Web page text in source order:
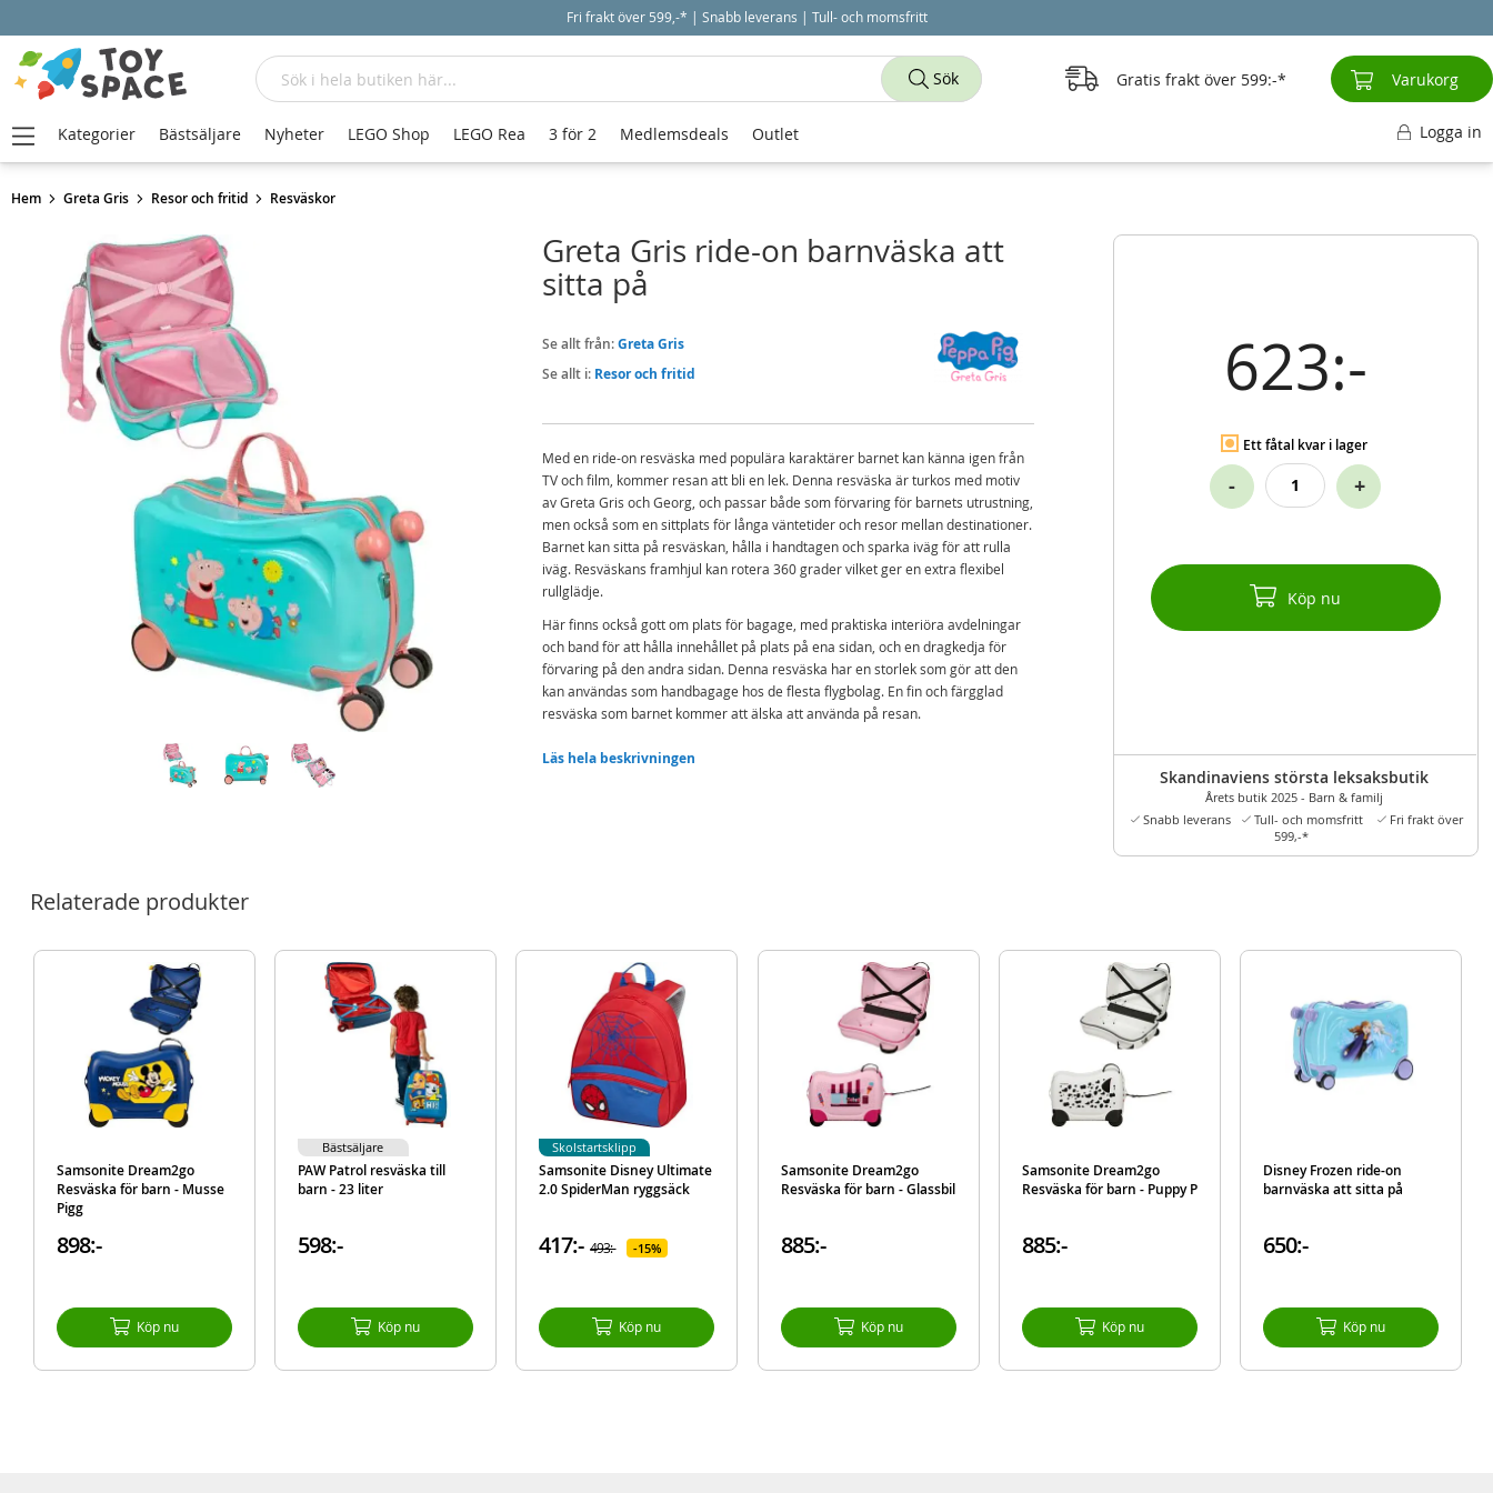
Fri frakt över 599,-* | Snabb leverans | Tull- och momsfritt
Hem Greta Gris Resor och fritid Resväskor
623:-
Ett fåtal kvar i lager
- +
Köp nu
Skandinaviens största leksaksbutik
Årets butik 2025 - Barn & familj
Snabb leverans
Tull- och momsfritt
Fri frakt över
599,-*
Greta Gris ride-on barnväska att
sitta på
Se allt från:Greta Gris
Se allt i: Resor och fritid
Med en ride-on resväska med populära karaktärer barnet kan känna igen från
TV och film, kommer resan att bli en lek. Denna resväska är turkos med motiv
av Greta Gris och Georg, och passar både som förvaring för barnets utrustning,
men också som en sittplats för långa väntetider och resor mellan destinationer.
Barnet kan sitta på resväskan, hålla i handtagen och sparka iväg för att rulla
iväg. Resväskans framhjul kan rotera 360 grader vilket ger en extra flexibel
rullglädje.
Här finns också gott om plats för bagage, med praktiska interiöra avdelningar
och band för att hålla innehållet på plats på ena sidan, och en dragkedja för
förvaring på den andra sidan. Denna resväska har en storlek som gör att den
kan användas som handbagage hos de flesta flygbolag. En fin och färgglad
resväska som barnet kommer att älska att använda på resan.
Modell PIPA7659
4043946310020
Varumärke Greta Gris
Läs hela beskrivningen
Relaterade produkter
Samsonite Dream2go
Resväska för barn - Musse
Pigg
898:-
Köp nu
PAW Patrol resväska till
barn - 23 liter
598:-
Köp nu
Bästsäljare
Samsonite Disney Ultimate
2.0 SpiderMan ryggsäck
417:- 493:- 15%
Köp nu
Skolstartsklipp
Samsonite Dream2go
Resväska för barn - Glassbil
885:-
Köp nu
Samsonite Dream2go
Resväska för barn - Puppy P
885:-
Köp nu
Disney Frozen ride-on
barnväska att sitta på
650:-
Köp nu
Sök
Sök Gratis frakt över 599:- Varukorg
Kategorier Bästsäljare Nyheter LEGO Shop LEGO Rea 3 för 2 Medlemsdeals Outlet Logga in